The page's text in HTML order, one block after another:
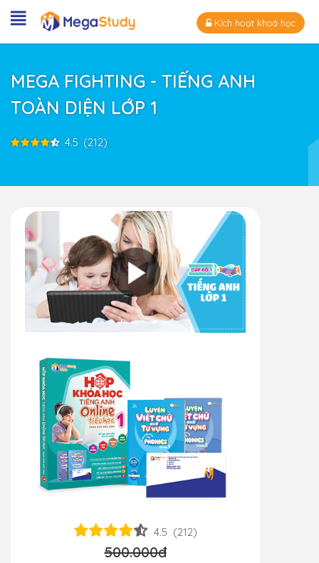
Kích hoạt khoá học
MEGA FIGHTING - TIẾNG ANH
TOÀN DIỆN LỚP 1
4.5 (212)
4.5 (212)
500.000đ